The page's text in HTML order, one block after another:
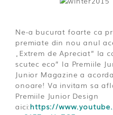
Ne-a bucurat foarte ca
premiate din nou anul
„Extrem de Apreciat” la
scutec eco” la Premiile
Junior Magazine a
onoare! Va invitam sa
Premiile Junior Design
aici:https://